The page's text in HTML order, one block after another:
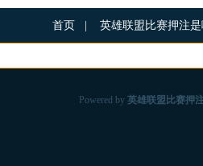
首页 英雄联盟比赛押注
Powered by 英雄联盟比赛押